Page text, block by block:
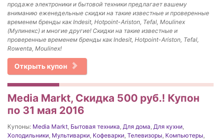
продаже электроники и бытовой техники предлагает вашему
вниманию еженедельные скидки на такие известные и проверенные
временем бренды как Indesit, Hotpoint-Ariston, Tefal, Moulinex
(Мулинекс) и многие другие! Скидки на такие известные и
проверенные временем бренды как Indesit, Hotpoint-Ariston, Tefal,
Rowenta, Moulinex!
Открыть купон
Media Markt, Скидка 500 руб.! Купон
по 31 мая 2016
Купоны: Media Markt, Бытовая техника, Для дома, Для кухни,
Холодильники, Мультиварки, Кофеварки, Телевизоры, Компьютеры,